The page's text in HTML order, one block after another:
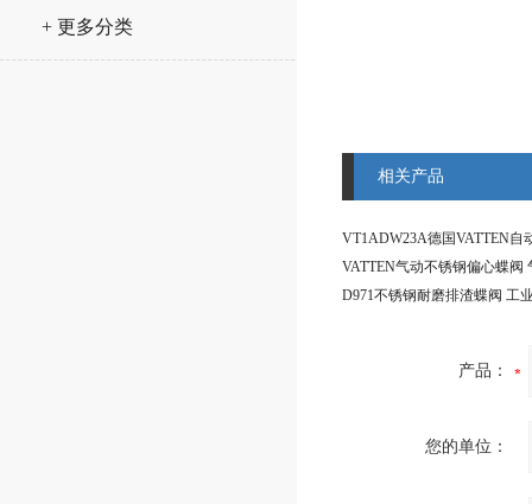
+ 更多分类
相关产品
产品：
您的单位：